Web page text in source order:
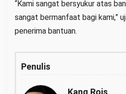
“Kami sangat bersyukur atas
sangat bermanfaat bagi kami,”
penerima bantuan.
Penulis
Kang Rois